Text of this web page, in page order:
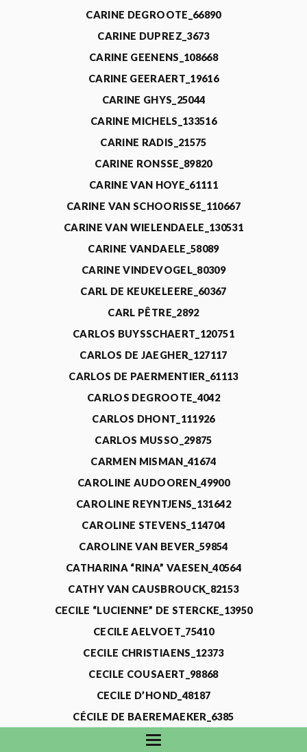
CARINE DEGROOTE_66890
CARINE DUPREZ_3673
CARINE GEENENS_108668
CARINE GEERAERT_19616
CARINE GHYS_25044
CARINE MICHELS_133516
CARINE RADIS_21575
CARINE RONSSE_89820
CARINE VAN HOYE_61111
CARINE VAN SCHOORISSE_110667
CARINE VAN WIELENDAELE_130531
CARINE VANDAELE_58089
CARINE VINDEVOGEL_80309
CARL DE KEUKELEERE_60367
CARL PÊTRE_2892
CARLOS BUYSSCHAERT_120751
CARLOS DE JAEGHER_127117
CARLOS DE PAERMENTIER_61113
CARLOS DEGROOTE_4042
CARLOS DHONT_111926
CARLOS MUSSO_29875
CARMEN MISMAN_41674
CAROLINE AUDOOREN_49900
CAROLINE REYNTJENS_131642
CAROLINE STEVENS_114704
CAROLINE VAN BEVER_59854
CATHARINA “RINA” VAESEN_40564
CATHY VAN CAUSBROUCK_82153
CECILE “LUCIENNE” DE STERCKE_13950
CECILE AELVOET_75410
CECILE CHRISTIAENS_12373
CECILE COUSAERT_98868
CECILE D’HOND_48187
CÉCILE DE BAEREMAEKER_6385
CECILE DE WAELE_4731